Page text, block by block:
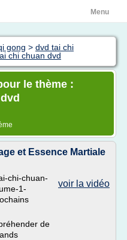
Menu
gong > dvd tai chi
chi chuan dvd
le thème :
et Essence Martiale
voir la vidéo
chi-chuan-
1-
de